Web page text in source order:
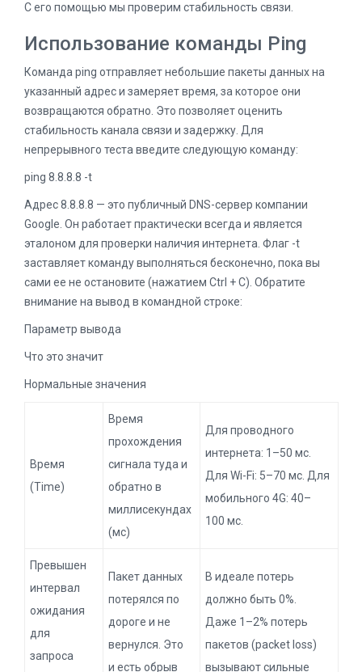
С его помощью мы проверим стабильность связи.
Использование команды Ping
Команда ping отправляет небольшие пакеты данных на
указанный адрес и замеряет время, за которое они
возвращаются обратно. Это позволяет оценить
стабильность канала связи и задержку. Для
непрерывного теста введите следующую команду:
ping 8.8.8.8 -t
Адрес 8.8.8.8 — это публичный DNS-сервер компании
Google. Он работает практически всегда и является
эталоном для проверки наличия интернета. Флаг -t
заставляет команду выполняться бесконечно, пока вы
сами ее не остановите (нажатием Ctrl + C). Обратите
внимание на вывод в командной строке:
Параметр вывода
Что это значит
Нормальные значения
Время
(Time)
Время
прохождения
сигнала туда и
обратно в
миллисекундах
(мс)
Для проводного
интернета: 1–50 мс.
Для Wi-Fi: 5–70 мс. Для
мобильного 4G: 40–
100 мс.
Превышен
интервал
ожидания
для
запроса
Пакет данных
потерялся по
дороге и не
вернулся. Это
и есть обрыв
В идеале потерь
должно быть 0%.
Даже 1–2% потерь
пакетов (packet loss)
вызывают сильные